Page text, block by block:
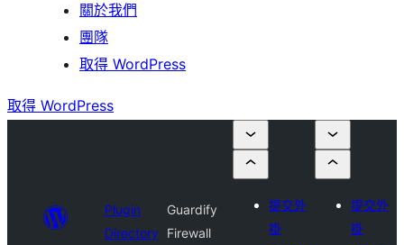
關於我們
團隊
取得 WordPress
取得 WordPress
Plugin
Directory
Guardify
Firewall
提交外
掛
提交外
掛